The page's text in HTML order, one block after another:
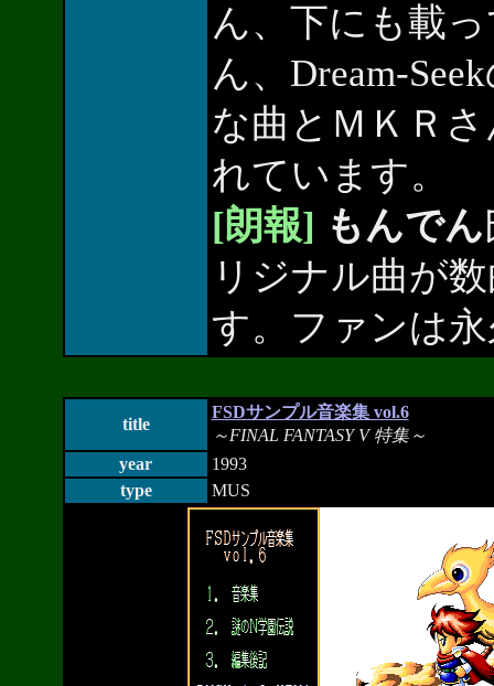
ん、下にも載っ
ん、Dream-
な曲とＭＫＲ
れています。
[朗報] もんでん
リジナル曲が
す。ファンは
title
FSDサンプル音楽集 vol.6
～FINAL FANTASY V 特集～
year
1993
type
MUS